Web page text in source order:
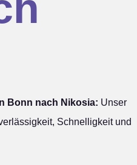
Bonn nach Nikosia: Unser
Schnelligkeit und